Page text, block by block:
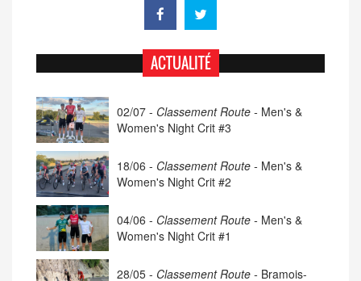
ACTUALITÉ
02/07 - Classement Route - Men's &
Women's Night Crit #3
18/06 - Classement Route - Men's &
Women's Night Crit #2
04/06 - Classement Route - Men's &
Women's Night Crit #1
28/05 - Classement Route - Bramois-